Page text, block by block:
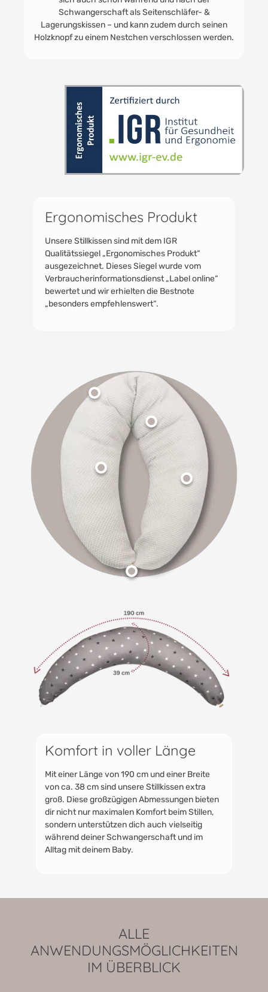
Die Füllung des Stillkissens besteht aus silikonisierten
Polyester-Hohlfasern: Dadurch raschelt es nicht,
fasst sich ähnlich an wie ein normales Kissen und
sorgt so für ein angenehmes Liegegefühl für Mutter
Ergonomisches Produkt
Unsere Stillkissen sind mit dem IGR
Qualitätssiegel „Ergonomisches Produkt“
ausgezeichnet. Dieses Siegel wurde vom
Verbraucherinformationsdienst „Label online“
bewertet und wir erhielten die Bestnote
„besonders empfehlenswert“.
Komfort in voller Länge
Mit einer Länge von 190 cm und einer Breite
von ca. 38 cm sind unsere Stillkissen extra
groß. Diese großzügigen Abmessungen bieten
dir nicht nur maximalen Komfort beim Stillen,
sondern unterstützen dich auch vielseitig
während deiner Schwangerschaft und im
Alltag mit deinem Baby.
ALLE
ANWENDUNGSMÖGLICHKEITEN
IM ÜBERBLICK